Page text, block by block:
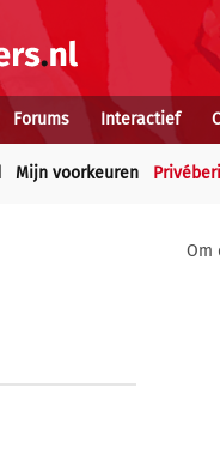
Forums Interactief
Mijn voorkeuren
Om